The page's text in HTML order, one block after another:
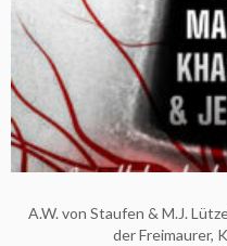
A.W. von Staufen & M.J.
der Freimaurer,